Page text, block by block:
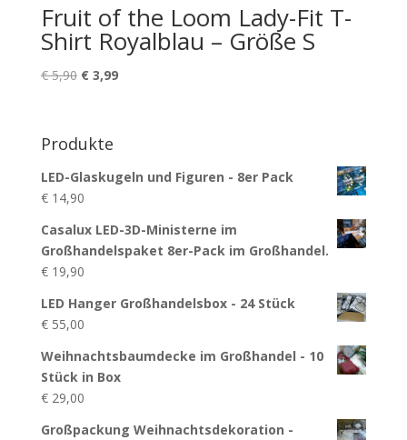
Fruit of the Loom Lady-Fit T-
Shirt Royalblau – Größe S
€5,90 Ursprünglicher
€ 5,90
€3,99Aktueller
Produkte
LED-Glaskugeln und Figuren - 8er Pack
€14,90
Casalux LED-3D-Ministerne im
Großhandelspaket 8er-Pack im Großhandel.
€19,90
LED Hanger Großhandelsbox - 24 Stück
€55,00
Weihnachtsbaumdecke im Großhandel - 10
Stück in Box
€29,00
Großpackung Weihnachtsdekoration -